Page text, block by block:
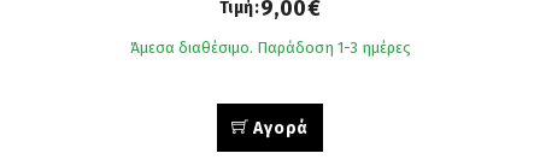
Τιμή:9,00€
Άμεσα διαθέσιμο. Παράδοση 1-3 ημέρες
Αγορά